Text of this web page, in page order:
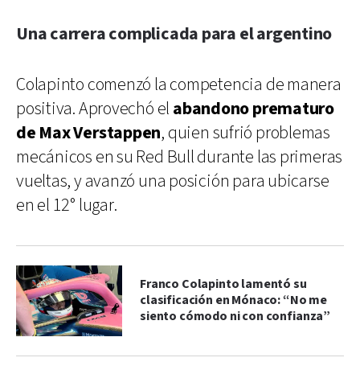
Una carrera complicada para el argentino
Colapinto comenzó la competencia de manera
positiva. Aprovechó el abandono prematuro
de Max Verstappen, quien sufrió problemas
mecánicos en su Red Bull durante las primeras
vueltas, y avanzó una posición para ubicarse
en el 12° lugar.
Franco Colapinto lamentó su
clasificación en Mónaco: “No me
siento cómodo ni con confianza”